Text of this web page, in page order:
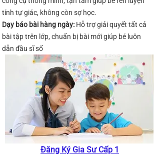
tính tự giác, không còn sợ học.
Dạy báo bài hàng ngày: Hỗ trợ giải quyết tất cả
bài tập trên lớp, chuẩn bị bài mới giúp bé luôn
dẫn đầu sĩ số
Đăng Ký Gia Sư Cấp 1